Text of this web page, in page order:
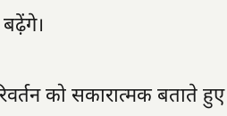
को सकारात्मक